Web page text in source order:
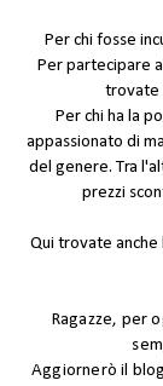
Per chi fosse
Per partecipare
trovate
Per chi ha la
appassionato di
del genere. Tra
prezzi
Qui trovate anche
Ragazze, per
Aggiornerò il